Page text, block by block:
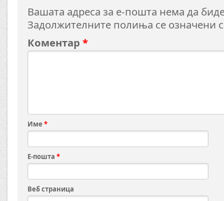
Вашата адреса за е-пошта нема да
Задолжителните полиња се означени
Коментар *
Име *
Е-пошта *
Веб страница